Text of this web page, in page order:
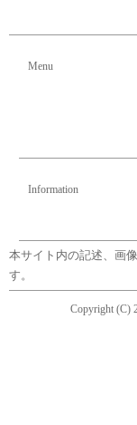
Menu
Information
本サイト内の記述、画
す。
Copyright (C)